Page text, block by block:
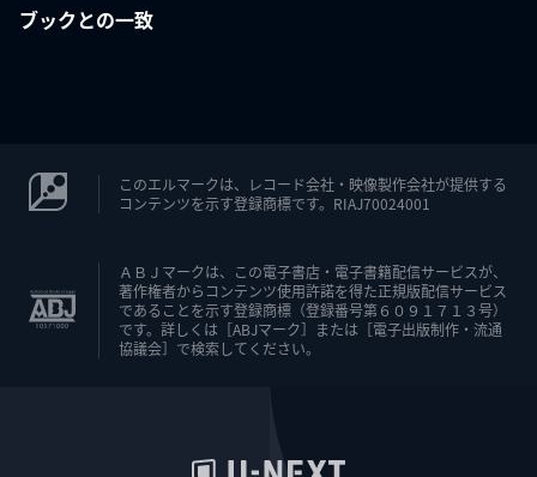
ブックとの一致
このエルマークは、レコード会社・映像製作会社が提供する
コンテンツを示す登録商標です。RIAJ70024001
ＡＢＪマークは、この電子書店・電子書籍配信サービスが、
著作権者からコンテンツ使用許諾を得た正規版配信サービス
であることを示す登録商標（登録番号第６０９１７１３号）
です。詳しくは［ABJマーク］または［電子出版制作・流通
協議会］で検索してください。